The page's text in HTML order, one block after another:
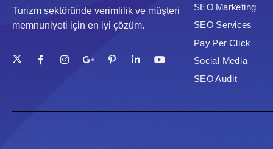
Turizm sektöründe verimlilik ve müşteri
memnuniyeti için en iyi çözüm.
SEO Marketing
SEO Services
Pay Per Click
Social Media
SEO Audit